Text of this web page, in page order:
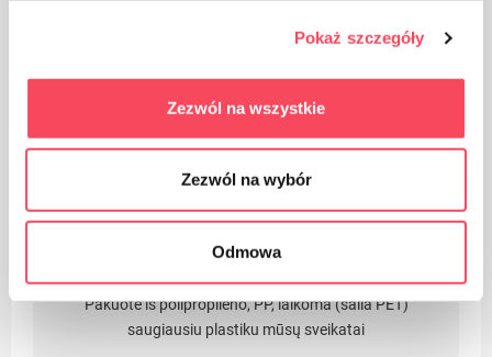
Pokaż szczegóły
Zezwól na wszystkie
Zezwól na wybór
Odmowa
Pakuotė iš polipropileno, PP, laikoma (šalia PET)
saugiausiu plastiku mūsų sveikatai